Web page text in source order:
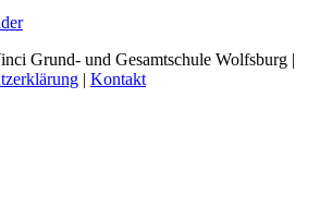
Grund- und Gesamtschule Wolfsburg |
| Kontakt